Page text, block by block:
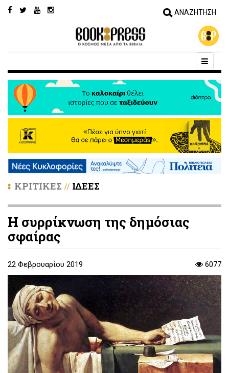
ΚΡΙΤΙΚΕΣ // ΙΔΕΕΣ
Η συρρίκνωση της δημόσιας
σφαίρας
22 Φεβρουαρίου 2019 6077